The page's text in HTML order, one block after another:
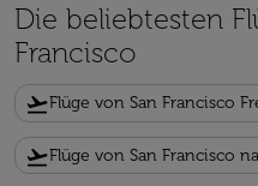
Die beliebtesten
Francisco
flight_takeoffFlüge von San Francisco
flight_takeoffFlüge von San Francisco